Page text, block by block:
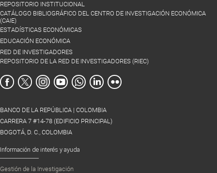
REPOSITORIO INSTITUCIONAL
CATÁLOGO BIBLIOGRÁFICO DEL CENTRO DE INVESTIGACIÓN ECONÓMICA
(CAIE)
ESTADÍSTICAS ECONÓMICAS
EDUCACIÓN ECONÓMICA
RED DE INVESTIGADORES
REPOSITORIO DE LA RED DE INVESTIGADORES (RIEC)
BANCO DE LA REPÚBLICA | COLOMBIA
CARRERA 7 #14-78 (EDIFICIO PRINCIPAL)
BOGOTÁ, D. C., COLOMBIA
Información de interés y ayuda
Gestión de la Investigación